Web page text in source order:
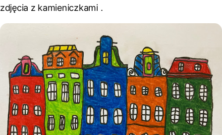
zdjęcia z kamieniczkami .